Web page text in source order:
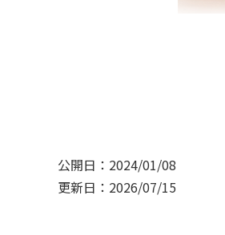
公開日：2024/01/08
更新日：2026/07/15